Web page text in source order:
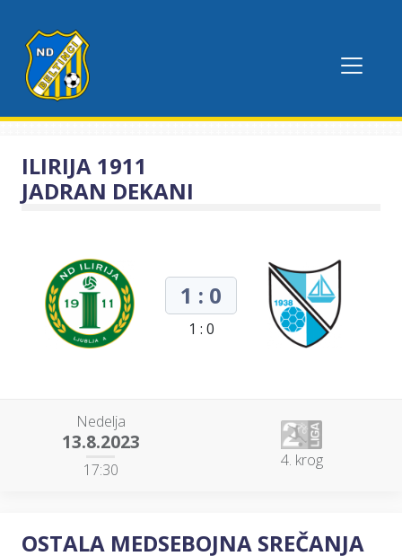
ILIRIJA 1911
JADRAN DEKANI
1 : 0
1 : 0
Nedelja
13.8.2023
17:30 4. krog
OSTALA MEDSEBOJNA SREČANJA